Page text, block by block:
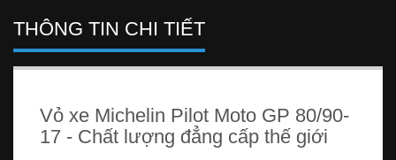
THÔNG TIN CHI TIẾT
Vỏ xe Michelin Pilot Moto GP 80/90-
17 - Chất lượng đẳng cấp thế giới